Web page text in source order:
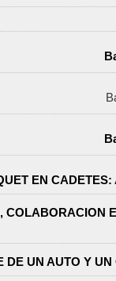
EN
COLABORACION
UN AUTO Y